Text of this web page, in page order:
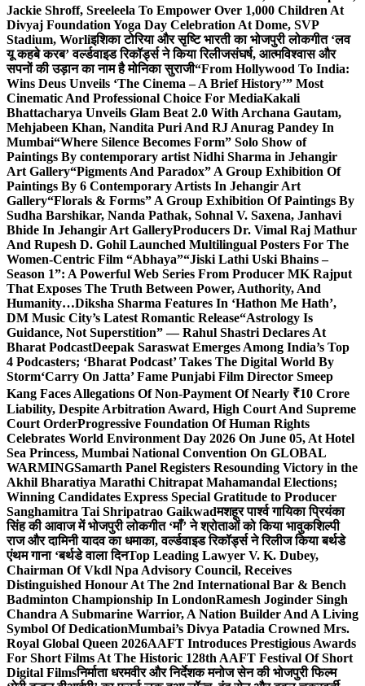
Jackie Shroff, Sreeleela To Empower Over 1,000 Children At
Divyaj Foundation Yoga Day Celebration At Dome, SVP
Stadium, Worliइशिका टोरिया और सृष्टि भारती का भोजपुरी लोकगीत ‘लव
यू कहबे करब’ वर्ल्डवाइड रिकॉर्ड्स ने किया रिलीजसंघर्ष, आत्मविश्वास और
सपनों की उड़ान का नाम है मोनिका सुराजी“From Hollywood To India:
Wins Deus Unveils ‘The Cinema – A Brief History’” Most
Cinematic And Professional Choice For MediaKakali
Bhattacharya Unveils Glam Beat 2.0 With Archana Gautam,
Mehjabeen Khan, Nandita Puri And RJ Anurag Pandey In
Mumbai“Where Silence Becomes Form” Solo Show of
Paintings By contemporary artist Nidhi Sharma in Jehangir
Art Gallery“Pigments And Paradox” A Group Exhibition Of
Paintings By 6 Contemporary Artists In Jehangir Art
Gallery“Florals & Forms” A Group Exhibition Of Paintings By
Sudha Barshikar, Nanda Pathak, Sohnal V. Saxena, Janhavi
Bhide In Jehangir Art GalleryProducers Dr. Vimal Raj Mathur
And Rupesh D. Gohil Launched Multilingual Posters For The
Women-Centric Film “Abhaya”“Jiski Lathi Uski Bhains –
Season 1”: A Powerful Web Series From Producer MK Rajput
That Exposes The Truth Between Power, Authority, And
Humanity…Diksha Sharma Features In ‘Hathon Me Hath’,
DM Music City’s Latest Romantic Release“Astrology Is
Guidance, Not Superstition” — Rahul Shastri Declares At
Bharat PodcastDeepak Saraswat Emerges Among India’s Top
4 Podcasters; ‘Bharat Podcast’ Takes The Digital World By
Storm‘Carry On Jatta’ Fame Punjabi Film Director Smeep
Kang Faces Allegations Of Non-Payment Of Nearly ₹10 Crore
Liability, Despite Arbitration Award, High Court And Supreme
Court OrderProgressive Foundation Of Human Rights
Celebrates World Environment Day 2026 On June 05, At Hotel
Sea Princess, Mumbai National Convention On GLOBAL
WARMINGSamarth Panel Registers Resounding Victory in the
Akhil Bharatiya Marathi Chitrapat Mahamandal Elections;
Winning Candidates Express Special Gratitude to Producer
Sanghamitra Tai Shripatrao Gaikwadमशहूर पार्श्व गायिका प्रियंका
सिंह की आवाज में भोजपुरी लोकगीत ‘माँ’ ने श्रोताओं को किया भावुकशिल्पी
राज और दामिनी यादव का धमाका, वर्ल्डवाइड रिकॉर्ड्स ने रिलीज किया बर्थडे
एंथम गाना ‘बर्थडे वाला दिनTop Leading Lawyer V. K. Dubey,
Chairman Of Vkdl Npa Advisory Council, Receives
Distinguished Honour At The 2nd International Bar & Bench
Badminton Championship In LondonRamesh Joginder Singh
Chandra A Submarine Warrior, A Nation Builder And A Living
Symbol Of DedicationMumbai’s Divya Patadia Crowned Mrs.
Royal Global Queen 2026AAFT Introduces Prestigious Awards
For Short Films At The Historic 128th AAFT Festival Of Short
Digital Filmsनिर्माता धरमवीर और निर्देशक मनोज सेन की भोजपुरी फिल्म